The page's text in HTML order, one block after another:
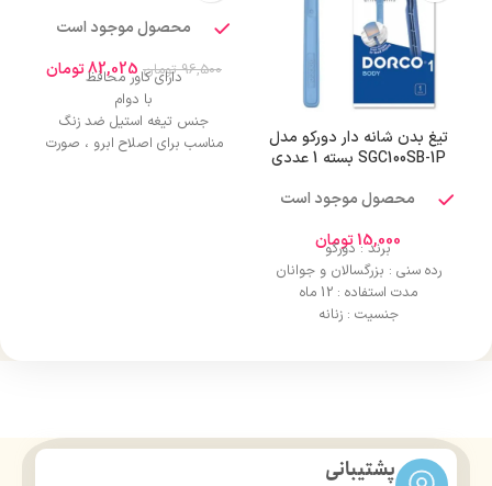
تیغ بدن شانه دار دورکو مدل
SGC100SB-1P بسته 1 عددی
محصول موجود است
15,000تومان
برند : دورکو
رده سنی : بزرگسالان و جوانان
مدت استفاده : 12 ماه
جنسیت : زنانه
محصول موجود است
96,500 تومان 82,025توماندارای کاور محافظ
با دوام
جنس تیغه استیل ضد زنگ
مناسب برای اصلاح ابرو ، صورت
پشتیبانی